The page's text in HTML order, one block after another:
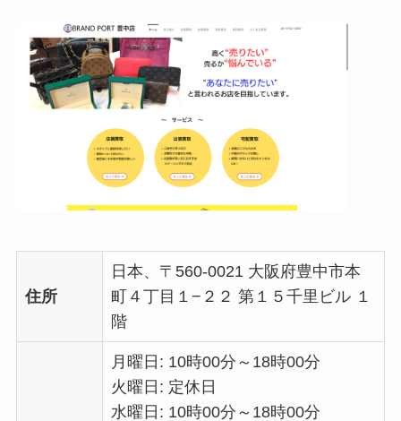
住所
日本、〒560-0021 大阪府豊中市本
町４丁目１−２２ 第１５千里ビル １
階
月曜日: 10時00分～18時00分
火曜日: 定休日
水曜日: 10時00分～18時00分